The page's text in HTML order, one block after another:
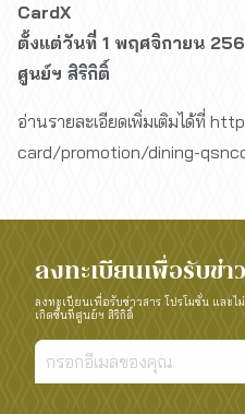
CardX
ตั้งแต่วันที่ 1 พฤศจิกายน
ศูนย์ฯ สิริกิติ์
อ่านรายละเอียดเพิ่มเติมได้ที่
card/promotion/dining-
ลงทะเบียนเพื่อรับข่า
ลงทะเบียนเพื่อรับข่าวสาร โปรโมชั่น และ
เกิดขึ้นที่ศูนย์ฯ สิริกิติ์